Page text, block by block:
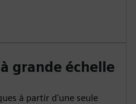
grande échelle
à partir d'une seule